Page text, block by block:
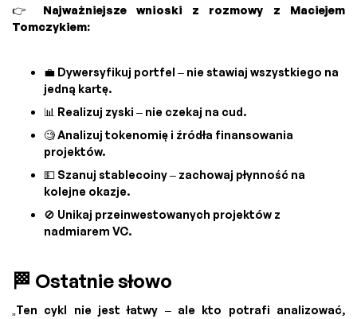
👉 Najważniejsze wnioski z rozmowy z Maciejem
Tomczykiem:
💼 Dywersyfikuj portfel – nie stawiaj wszystkiego na
jedną kartę.
📊 Realizuj zyski – nie czekaj na cud.
🧐 Analizuj tokenomię i źródła finansowania
projektów.
💵 Szanuj stablecoiny – zachowaj płynność na
kolejne okazje.
🚫 Unikaj przeinwestowanych projektów z
nadmiarem VC.
🏁 Ostatnie słowo
„Ten cykl nie jest łatwy – ale kto potrafi analizować,